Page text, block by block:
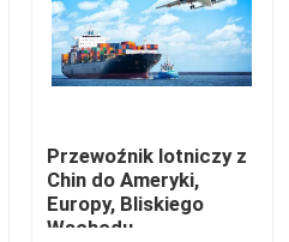
Przewoźnik lotniczy z
Chin do Ameryki,
Europy, Bliskiego
Wschodu